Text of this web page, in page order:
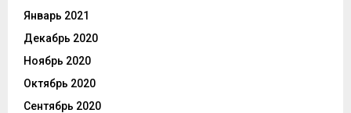
Январь 2021
Декабрь 2020
Ноябрь 2020
Октябрь 2020
Сентябрь 2020